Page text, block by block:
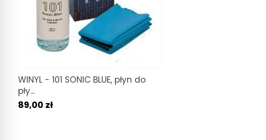
WINYL - 101 SONIC BLUE, płyn do
pły...
89,00 zł